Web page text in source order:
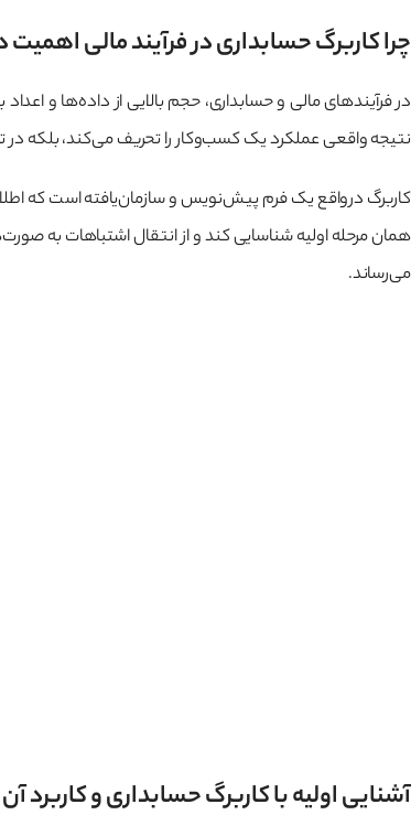
چرا کاربرگ حسابداری در فرآیند مالی اهمیت
در فرآیندهای مالی و حسابداری، حجم بالایی از داده‌ها و
نتیجه واقعی عملکرد یک کسب‌وکار را تحریف می‌کند، بلکه در
کاربرگ درواقع یک فرم پیش‌نویس و سازمان‌یافته است که
همان مرحله اولیه شناسایی کند و از انتقال اشتباهات به
می‌رساند.
آشنایی اولیه با کاربرگ حسابداری و کاربرد آن